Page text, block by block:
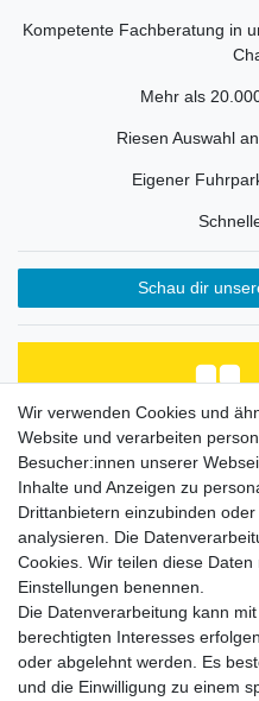
Kompetente Fachberatung in
Mehr als
Riesen Auswahl
Eigener
Schau dir
Habe Angelkayak gekauft, bin
Preis zufrieden. Was fehlt, ist
de...
Horst L.,
Datum der
253
Wir verwenden Cookies und
Website und verarbeiten
Besucher:innen unserer
Inhalte und Anzeigen zu
Drittanbietern einzubinden
analysieren. Die
Cookies. Wir teilen diese
Einstellungen benennen.
Die Datenverarbeitung kann
berechtigten Interesses
oder abgelehnt werden. Es
und die Einwilligung zu einem